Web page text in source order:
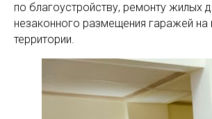
по благоустройству, ремонту жилых
незаконного размещения гаражей на
территории.